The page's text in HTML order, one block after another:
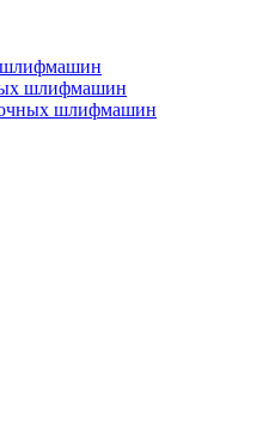
шлифмашин
шлифмашин
шлифмашин